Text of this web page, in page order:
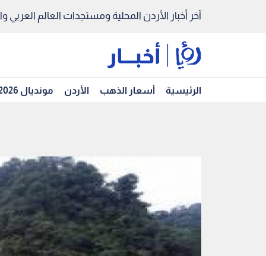
آخر أخبار الأردن المحلية ومستجدات العالم العربي
الرئيسية أسعار الذهب الأردن مونديال 2026